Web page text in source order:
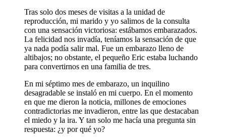
Tras solo dos meses de visitas a la unidad de
reproducción, mi marido y yo salimos de la consulta
con una sensación victoriosa: estábamos embarazados.
La felicidad nos invadía, teníamos la sensación de que
ya nada podía salir mal. Fue un embarazo lleno de
altibajos; no obstante, el pequeño Eric estaba luchando
para convertirnos en una familia de tres.
En mi séptimo mes de embarazo, un inquilino
desagradable se instaló en mi cuerpo. En el momento
en que me dieron la noticia, millones de emociones
contradictorias me invadieron, entre las que destacaban
el miedo y la ira. Y tan solo me hacía una pregunta sin
respuesta: ¿y por qué yo?